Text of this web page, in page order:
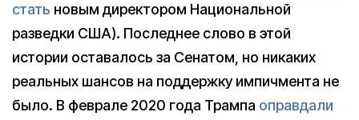
стать новым директором Национальной
разведки США). Последнее слово в этой
истории оставалось за Сенатом, но никаких
реальных шансов на поддержку импичмента не
было. В феврале 2020 года Трампа оправдали